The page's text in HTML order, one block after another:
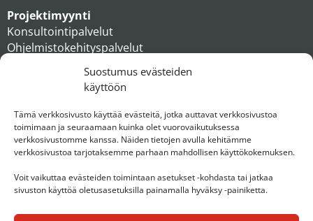
Suostumus evästeiden
käyttöön
Tämä verkkosivusto käyttää evästeitä, jotka auttavat verkkosivustoa
toimimaan ja seuraamaan kuinka olet vuorovaikutuksessa
verkkosivustomme kanssa. Näiden tietojen avulla kehitämme
verkkosivustoa tarjotaksemme parhaan mahdollisen käyttökokemuksen.
Voit vaikuttaa evästeiden toimintaan asetukset -kohdasta tai jatkaa
sivuston käyttöä oletusasetuksilla painamalla hyväksy -painiketta.
Projektimyynti
Konsultointipalvelut
Ohjelmistokehityspalvelut
Ihmiset
Konserni
Ota yhteyttä